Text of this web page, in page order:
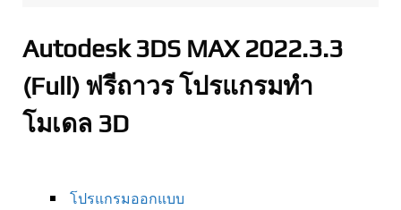
Autodesk 3DS MAX 2022.3.3
(Full) ฟรีถาวร โปรแกรมทำ
โมเดล 3D
โปรแกรมออกแบบ